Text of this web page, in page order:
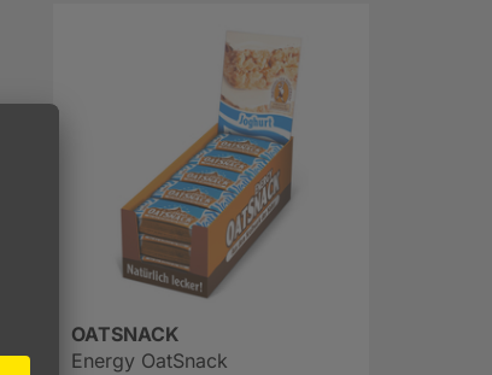
OATSNACK
Energy OatSnack